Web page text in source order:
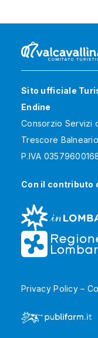
Sito ufficiale
Endine
Consorzio Servizi
Trescore
P.IVA
Con il contributo
Privacy Policy–